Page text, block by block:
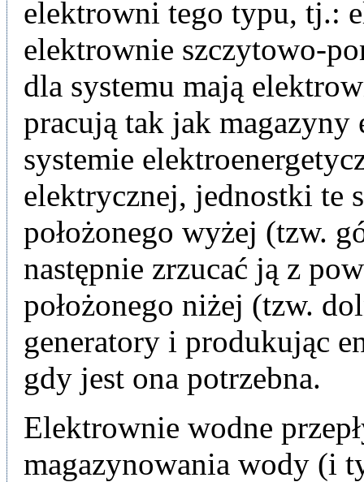
elektrowni tego typu, tj.:
elektrownie szczytowo-
dla systemu mają
pracują tak jak
systemie
elektrycznej, jednostki te
położonego wyżej (tzw.
następnie zrzucać ją z
położonego niżej (tzw.
generatory i produkując
gdy jest ona potrzebna.
Elektrownie wodne
magazynowania wody (i